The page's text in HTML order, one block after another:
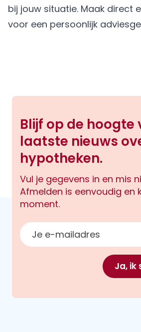
bij jouw situatie. Maak direct
voor een persoonlijk
Blijf op de hoogte
laatste nieuws
hypotheken.
Vul je gegevens in en mis
Afmelden is eenvoudig en
moment.
E-mailadres
Ja, ik